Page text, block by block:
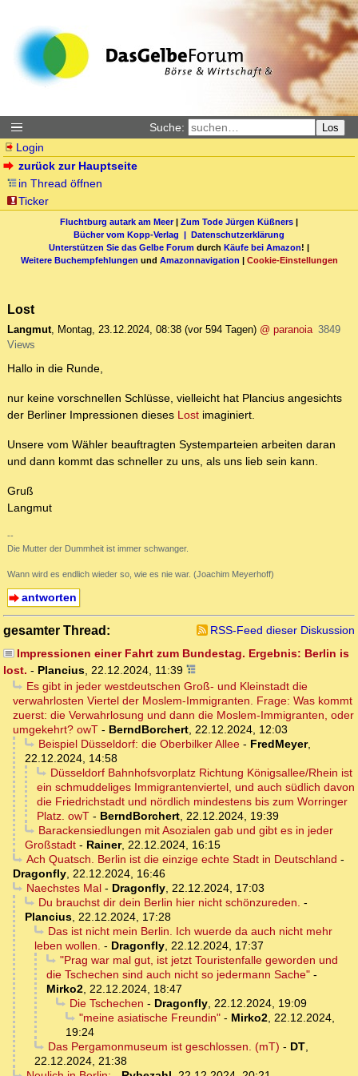
Suche: Los
Login
zurück zur Hauptseite
in Thread öffnen
Ticker
Fluchtburg autark am Meer| Zum Tode Jürgen Küßners |
Bücher vom Kopp-Verlag | Datenschutzerklärung
Unterstützen Sie das Gelbe Forum durch Käufe bei Amazon! |
Weitere Buchempfehlungen und Amazonnavigation | Cookie-Einstellungen
Lost
Langmut, Montag, 23.12.2024, 08:38 (vor 594 Tagen) @ paranoia 3849
Views
Hallo in die Runde,
nur keine vorschnellen Schlüsse, vielleicht hat Plancius angesichts
der Berliner Impressionen dieses Lost imaginiert.
Unsere vom Wähler beauftragten Systemparteien arbeiten daran
und dann kommt das schneller zu uns, als uns lieb sein kann.
Gruß
Langmut
--
Die Mutter der Dummheit ist immer schwanger.
Wann wird es endlich wieder so, wie es nie war. (Joachim Meyerhoff)
antworten
gesamter Thread:
RSS-Feed dieser Diskussion
Impressionen einer Fahrt zum Bundestag. Ergebnis: Berlin is
lost. - Plancius, 22.12.2024, 11:39
Es gibt in jeder westdeutschen Groß- und Kleinstadt die
verwahrlosten Viertel der Moslem-Immigranten. Frage: Was kommt
zuerst: die Verwahrlosung und dann die Moslem-Immigranten, oder
umgekehrt? owT - BerndBorchert, 22.12.2024, 12:03
Beispiel Düsseldorf: die Oberbilker Allee- FredMeyer,
22.12.2024, 14:58
Düsseldorf Bahnhofsvorplatz Richtung Königsallee/Rhein ist
ein schmuddeliges Immigrantenviertel, und auch südlich davon
die Friedrichstadt und nördlich mindestens bis zum Worringer
Platz. owT - BerndBorchert, 22.12.2024, 19:39
Barackensiedlungen mit Asozialen gab und gibt es in jeder
Großstadt - Rainer, 22.12.2024, 16:15
Ach Quatsch. Berlin ist die einzige echte Stadt in Deutschland -
Dragonfly, 22.12.2024, 16:46
Naechstes Mal- Dragonfly, 22.12.2024, 17:03
Du brauchst dir dein Berlin hier nicht schönzureden. -
Plancius, 22.12.2024, 17:28
Das ist nicht mein Berlin. Ich wuerde da auch nicht mehr
leben wollen. - Dragonfly, 22.12.2024, 17:37
"Prag war mal gut, ist jetzt Touristenfalle geworden und
die Tschechen sind auch nicht so jedermann Sache" -
Mirko2, 22.12.2024, 18:47
Die Tschechen - Dragonfly, 22.12.2024, 19:09
"meine asiatische Freundin"- Mirko2, 22.12.2024,
19:24
Das Pergamonmuseum ist geschlossen. (mT) - DT,
22.12.2024, 21:38